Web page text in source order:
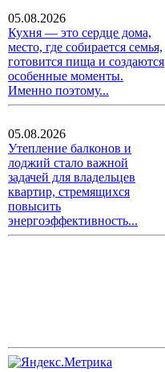
05.08.2026
Кухня — это сердце дома,
место, где собирается семья,
готовится пища и создаются
особенные моменты.
Именно поэтому...
05.08.2026
Утепление балконов и
лоджий стало важной
задачей для владельцев
квартир, стремящихся
повысить
энергоэффективность...